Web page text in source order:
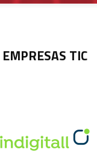
EMPRESAS TIC